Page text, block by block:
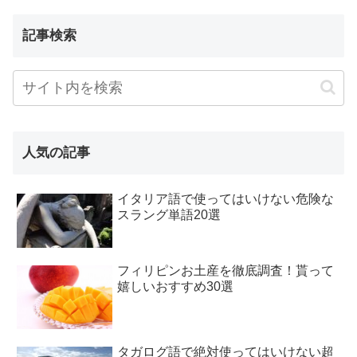
記事検索
人気の記事
イタリア語で使ってはいけない危険な
スラング単語20選
フィリピンお土産を徹底調査！貰って
嬉しいおすすめ30選
タガログ語で絶対使ってはいけない超